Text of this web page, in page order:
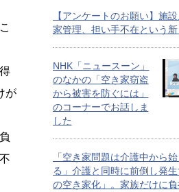
が
【アンケートのお願い】施
家管理、担い手不在という
NHK「ニュースーン」
のなかの「空き家窃盗
から被害を防ぐには」
のコーナーでお話しま
した
「空き家問題は介護中から
る」介護と同時に前倒し発
の空き家化」。家族だけに負